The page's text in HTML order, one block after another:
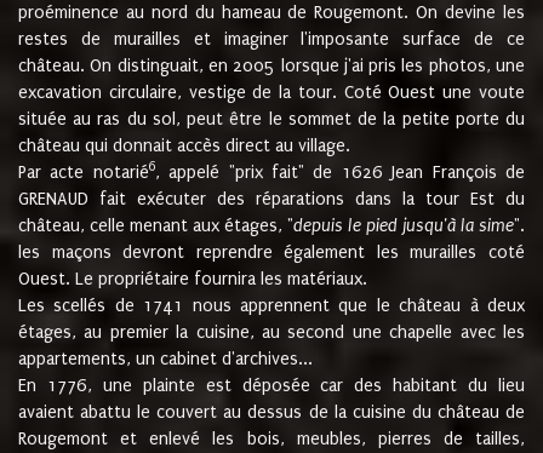
proéminence au nord du hameau de Rougemont. On devine les
restes de murailles et imaginer l'imposante surface de ce
château. On distinguait, en 2005 lorsque j'ai pris les photos, une
excavation circulaire, vestige de la tour. Coté Ouest une voute
située au ras du sol, peut être le sommet de la petite porte du
château qui donnait accès direct au village.
Par acte notarié6, appelé "prix fait" de 1626 Jean François de
GRENAUD fait exécuter des réparations dans la tour Est du
château, celle menant aux étages, "depuis le pied jusqu'à la sime".
les maçons devront reprendre également les murailles coté
Ouest. Le propriétaire fournira les matériaux.
Les scellés de 1741 nous apprennent que le château à deux
étages, au premier la cuisine, au second une chapelle avec les
appartements, un cabinet d'archives...
En 1776, une plainte est déposée car des habitant du lieu
avaient abattu le couvert au dessus de la cuisine du château de
Rougemont et enlevé les bois, meubles, pierres de tailles,